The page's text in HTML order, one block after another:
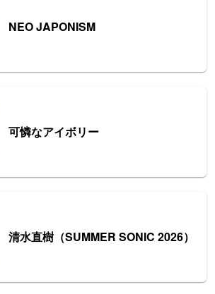
NEO JAPONISM
可憐なアイボリー
清水直樹（SUMMER SONIC 2026）